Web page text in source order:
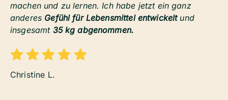
machen und zu lernen. Ich habe jetzt ein ganz
anderes Gefühl für Lebensmittel entwickeltund
insgesamt 35 kg abgenommen.
Christine L.